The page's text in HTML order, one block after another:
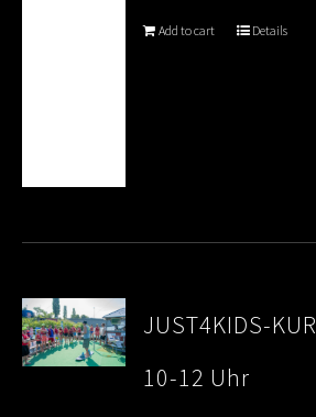
Add to cart Details
JUST4KIDS-
10-12 Uhr